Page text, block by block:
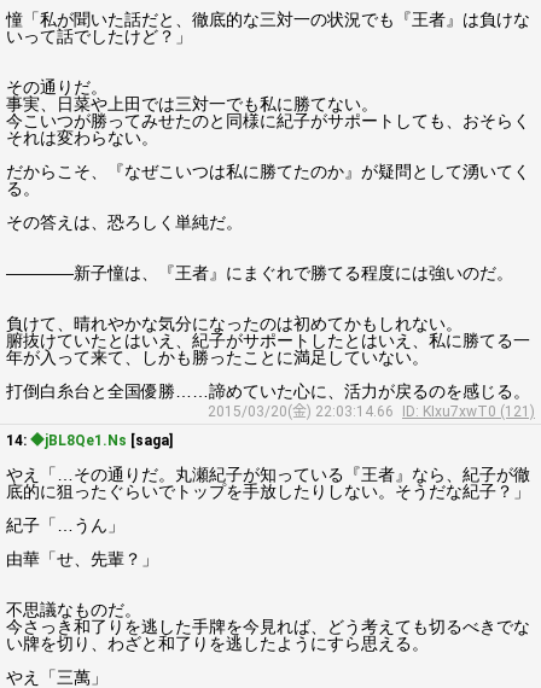
憧「私が聞いた話だと、徹底的な三対一の状況でも『王者』は負けな
いって話でしたけど？」
その通りだ。
事実、日菜や上田では三対一でも私に勝てない。
今こいつが勝ってみせたのと同様に紀子がサポートしても、おそらく
それは変わらない。
だからこそ、『なぜこいつは私に勝てたのか』が疑問として湧いてく
る。
その答えは、恐ろしく単純だ。
――――新子憧は、『王者』にまぐれで勝てる程度には強いのだ。
負けて、晴れやかな気分になったのは初めてかもしれない。
腑抜けていたとはいえ、紀子がサポートしたとはいえ、私に勝てる一
年が入って来て、しかも勝ったことに満足していない。
打倒白糸台と全国優勝……諦めていた心に、活力が戻るのを感じる。
2015/03/20(金) 22:03:14.66
ID: KIxu7xwT0 (121)
14: ◆jBL8Qe1.Ns [saga]
やえ「…その通りだ。丸瀬紀子が知っている『王者』なら、紀子が徹
底的に狙ったぐらいでトップを手放したりしない。そうだな紀子？」
紀子「…うん」
由華「せ、先輩？」
不思議なものだ。
今さっき和了りを逃した手牌を今見れば、どう考えても切るべきでな
い牌を切り、わざと和了りを逃したようにすら思える。
やえ「三萬」